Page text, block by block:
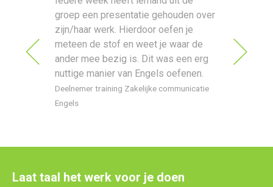
voor
groep een presentatie gehouden over
zijn/haar werk. Hierdoor oefen je
meteen de stof en weet je waar de
ander mee bezig is. Dit was een erg
nuttige manier van Engels oefenen.
Deelnemer training Zakelijke communicatie
Engels
krijgen.
Laat taal het werk voor je doen